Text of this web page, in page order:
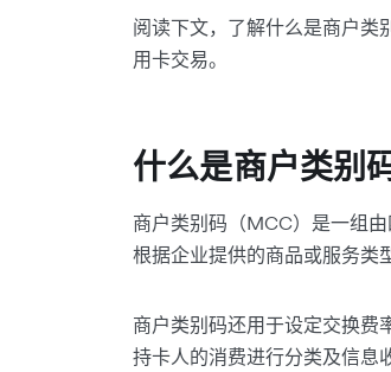
阅读下文，了解什么是商户类
用卡交易。
什么是商户类别
商户类别码（MCC）是一组
根据企业提供的商品或服务类
商户类别码还用于设定交换费
持卡人的消费进行分类及信息